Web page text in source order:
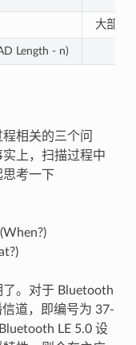
大部分
Length - n)
相关的三个问
上，扫描过程中
考一下
。对于 Bluetooth
道，即编号为 37-
LE 5.0 设